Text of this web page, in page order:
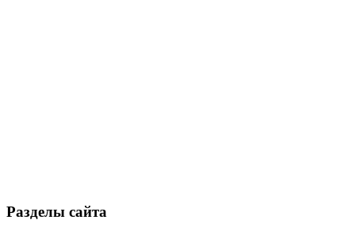
Разделы сайта
"Минги Тау"